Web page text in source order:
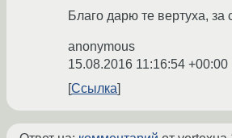
Благо дарю те вертуха, за
anonymous
15.08.2016 11:16:54 +00:00
Ссылка